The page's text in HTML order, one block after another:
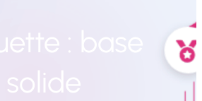
:
solide